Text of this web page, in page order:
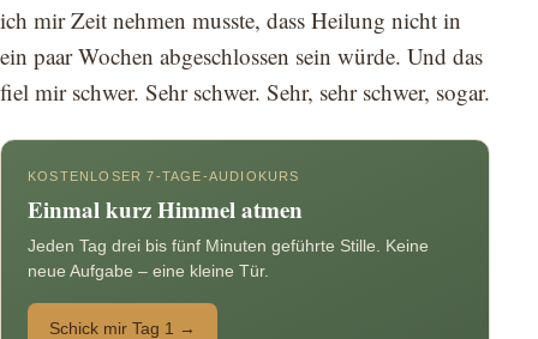
ich mir Zeit nehmen musste, dass Heilung nicht in
ein paar Wochen abgeschlossen sein würde. Und das
fiel mir schwer. Sehr schwer. Sehr, sehr schwer, sogar.
KOSTENLOSER 7-TAGE-AUDIOKURS
Einmal kurz Himmel atmen
Jeden Tag drei bis fünf Minuten geführte Stille. Keine
neue Aufgabe – eine kleine Tür.
Schick mir Tag 1 →